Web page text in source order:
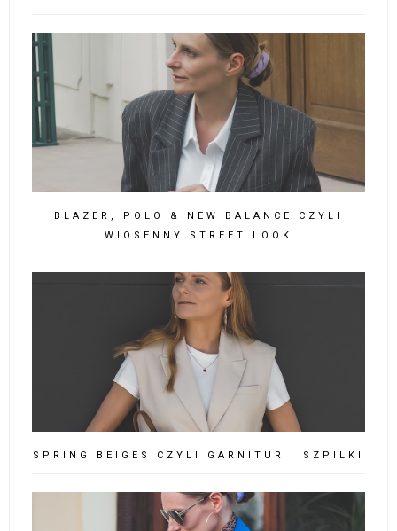
BLAZER, POLO & NEW BALANCE CZYLI
WIOSENNY STREET LOOK
SPRING BEIGES CZYLI GARNITUR I SZPILKI